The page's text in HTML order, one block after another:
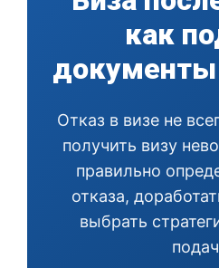
как
документы
Отказ в визе не
получить визу
правильно
отказа,
выбрать